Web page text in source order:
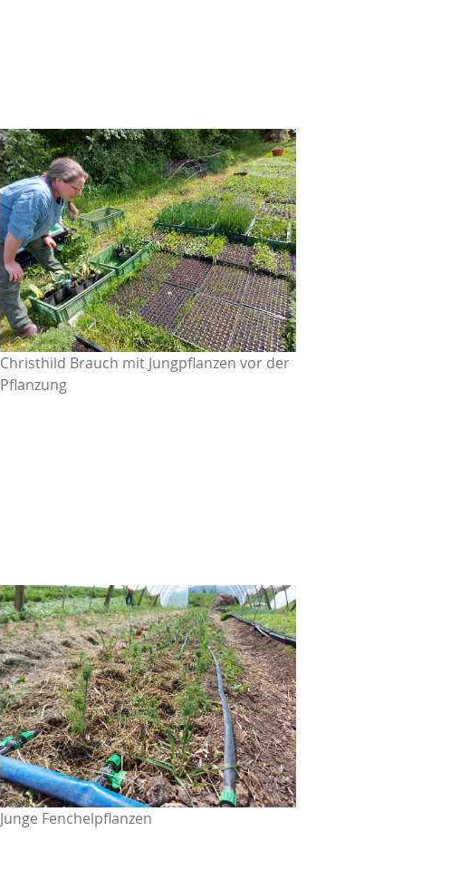
Christhild Brauch mit Jungpflanzen vor der
Pflanzung
Junge Fenchelpflanzen